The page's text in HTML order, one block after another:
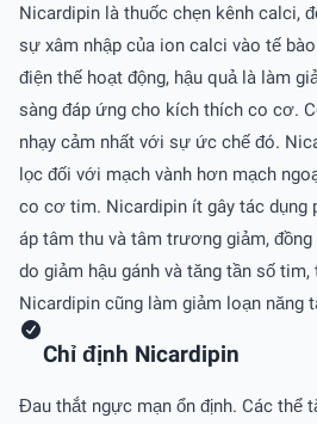
Nicardipin là thuốc chẹn kênh calci,
sự xâm nhập của ion calci vào tế
điện thế hoạt động, hậu quả là làm
sàng đáp ứng cho kích thích co cơ.
nhạy cảm nhất với sự ức chế đó.
lọc đối với mạch vành hơn mạch
co cơ tim. Nicardipin ít gây tác dụng
áp tâm thu và tâm trương giảm,
do giảm hậu gánh và tăng tần số tim,
Nicardipin cũng làm giảm loạn năng
Chỉ định Nicardipin
Đau thắt ngực mạn ổn định. Các thể